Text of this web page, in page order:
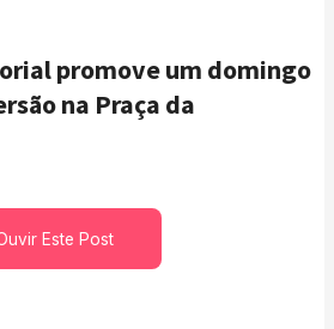
promove um domingo
na Praça da
Este Post